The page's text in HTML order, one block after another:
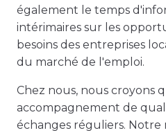
également le temps
intérimaires sur les
besoins des entreprises
du marché de l'emploi.
Chez nous, nous croyons
accompagnement de
échanges réguliers. Notre